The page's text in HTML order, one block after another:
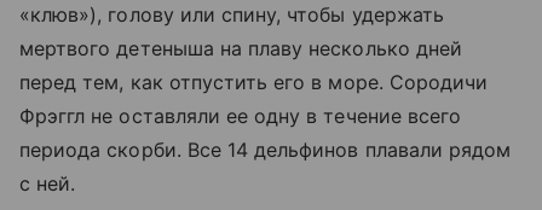
«клюв»), голову или спину, чтобы удержать
мертвого детеныша на плаву несколько дней
перед тем, как отпустить его в море. Сородичи
Фрэггл не оставляли ее одну в течение всего
периода скорби. Все 14 дельфинов плавали рядом
с ней.